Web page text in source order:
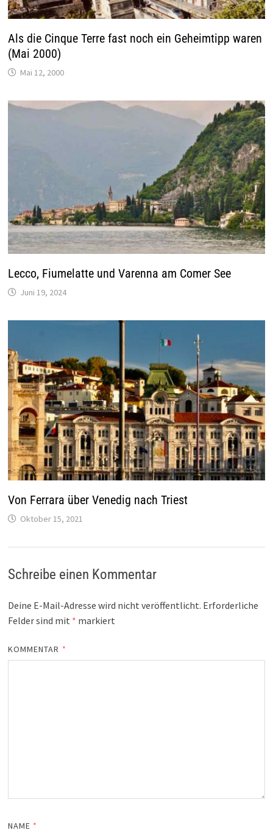
Als die Cinque Terre fast noch ein Geheimtipp waren
(Mai 2000)
Mai 12, 2000
Lecco, Fiumelatte und Varenna am Comer See
Juni 19, 2024
Von Ferrara über Venedig nach Triest
Oktober 15, 2021
Schreibe einen Kommentar
Deine E-Mail-Adresse wird nicht veröffentlicht. Erforderliche
Felder sind mit * markiert
KOMMENTAR *
NAME *